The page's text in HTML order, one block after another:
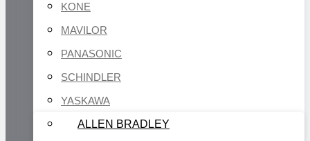
KONE
MAVILOR
PANASONIC
SCHINDLER
YASKAWA
ALLEN BRADLEY